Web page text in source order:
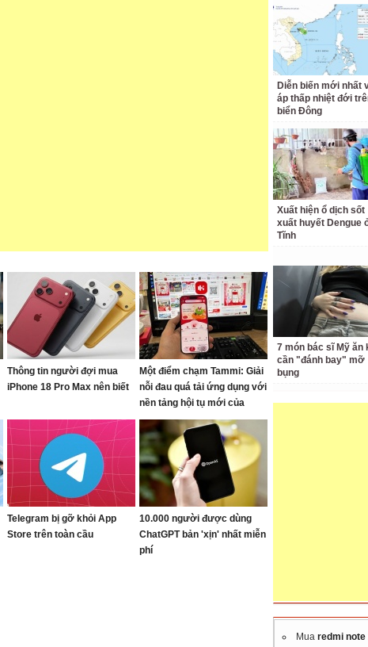
Thông tin người đợi mua
iPhone 18 Pro Max nên biết
Một điểm chạm Tammi: Giải
nỗi đau quá tải ứng dụng với
nền tảng hội tụ mới của
Viettel
Telegram bị gỡ khỏi App
Store trên toàn cầu
10.000 người được dùng
ChatGPT bản 'xịn' nhất miễn
phí
Diễn biến mới nhất
áp thấp nhiệt đới
biển Đông
Xuất hiện ổ dịch sốt
xuất huyết Dengue
Tĩnh
7 món bác sĩ Mỹ ăn
cần "đánh bay" mỡ
bụng
Mua redmi note